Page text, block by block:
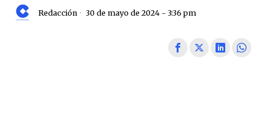
Redacción 30 de mayo de 2024 - 3:36 pm